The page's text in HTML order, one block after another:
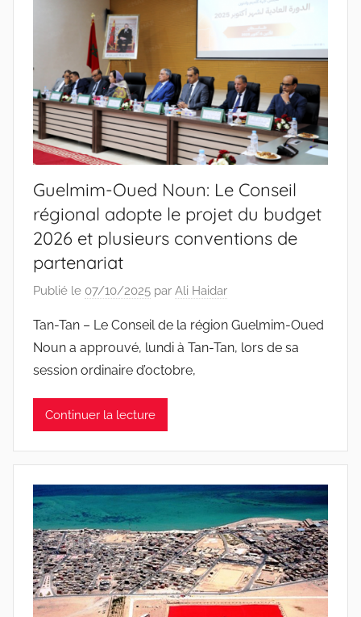
Guelmim-Oued Noun: Le Conseil
régional adopte le projet du budget
2026 et plusieurs conventions de
partenariat
Publié le 07/10/2025 par Ali Haidar
Tan-Tan – Le Conseil de la région Guelmim-Oued
Noun a approuvé, lundi à Tan-Tan, lors de sa
session ordinaire d’octobre,
Continuer la lecture